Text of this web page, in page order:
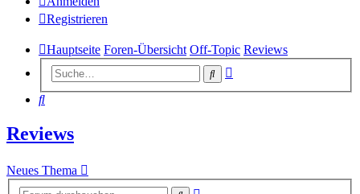
Registrieren
Hauptseite Foren-Übersicht Off-Topic Reviews
Suche
Suche
Reviews
Neues Thema